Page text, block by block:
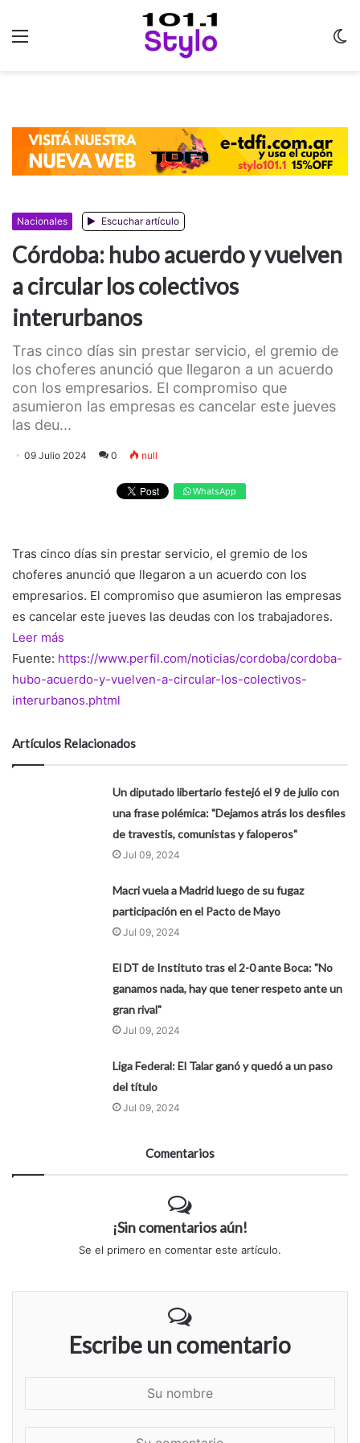
Nacionales Escuchar artículo
Córdoba: hubo acuerdo y vuelven
a circular los colectivos
interurbanos
Tras cinco días sin prestar servicio, el gremio de
los choferes anunció que llegaron a un acuerdo
con los empresarios. El compromiso que
asumieron las empresas es cancelar este jueves
las deu...
09 Julio 2024 0 null
WhatsApp
Tras cinco días sin prestar servicio, el gremio de los
choferes anunció que llegaron a un acuerdo con los
empresarios. El compromiso que asumieron las empresas
es cancelar este jueves las deudas con los trabajadores.
Leer más
Fuente: https://www.perfil.com/noticias/cordoba/cordoba-
hubo-acuerdo-y-vuelven-a-circular-los-colectivos-
interurbanos.phtml
Artículos Relacionados
Un diputado libertario festejó el 9 de julio con
una frase polémica: "Dejamos atrás los desfiles
de travestis, comunistas y faloperos"
Jul 09, 2024
Macri vuela a Madrid luego de su fugaz
participación en el Pacto de Mayo
Jul 09, 2024
El DT de Instituto tras el 2-0 ante Boca: "No
ganamos nada, hay que tener respeto ante un
gran rival"
Jul 09, 2024
Liga Federal: El Talar ganó y quedó a un paso
del título
Jul 09, 2024
Comentarios
¡Sin comentarios aún!
Se el primero en comentar este artículo.
Escribe un comentario